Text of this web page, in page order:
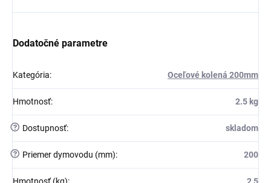
Dodatočné parametre
Kategória: Oceľové kolená 200mm
Hmotnosť: 2.5 kg
? Dostupnosť: skladom
? Priemer dymovodu (mm): 200